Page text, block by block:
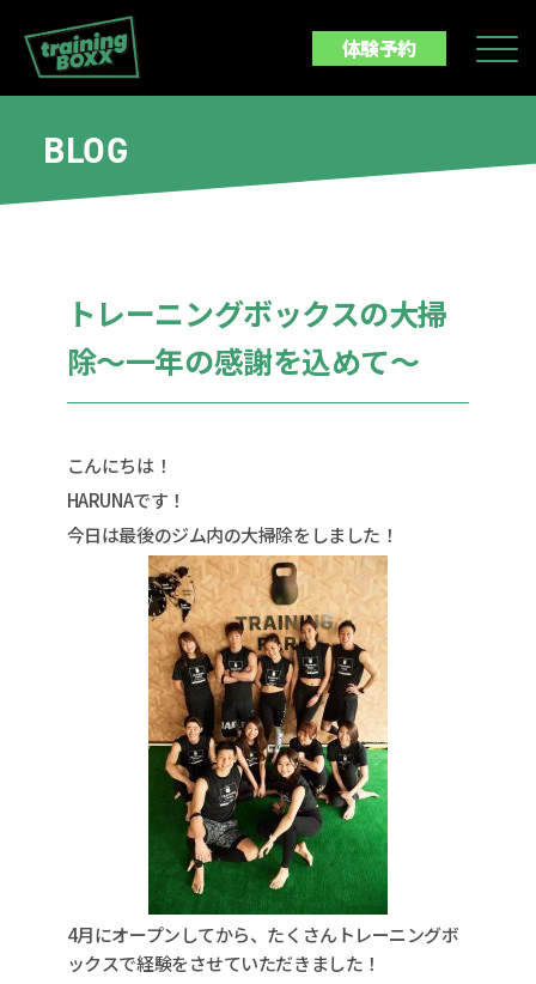
体験予約
BLOG
トレーニングボックスの大掃
除〜一年の感謝を込めて〜
こんにちは！
HARUNAです！
今日は最後のジム内の大掃除をしました！
4月にオープンしてから、たくさんトレーニングボ
ックスで経験をさせていただきました！